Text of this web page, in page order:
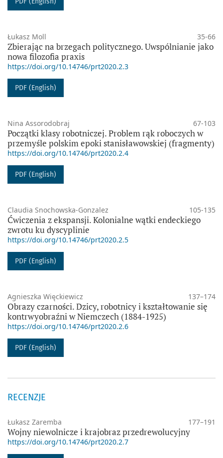
Łukasz Moll 35-66
Zbierając na brzegach politycznego. Uwspólnianie jako
nowa filozofia praxis
https://doi.org/10.14746/prt2020.2.3
PDF (English)
Nina Assorodobraj 67-103
Początki klasy robotniczej. Problem rąk roboczych w
przemyśle polskim epoki stanisławowskiej (fragmenty)
https://doi.org/10.14746/prt2020.2.4
PDF (English)
Claudia Snochowska-Gonzalez 105-135
Ćwiczenia z ekspansji. Kolonialne wątki endeckiego
zwrotu ku dyscyplinie
https://doi.org/10.14746/prt2020.2.5
PDF (English)
Agnieszka Więckiewicz 137–174
Obrazy czarności. Dzicy, robotnicy i kształtowanie się
kontrwyobraźni w Niemczech (1884-1925)
https://doi.org/10.14746/prt2020.2.6
PDF (English)
RECENZJE
Łukasz Zaremba 177–191
Wojny niewolnicze i krajobraz przedrewolucyjny
https://doi.org/10.14746/prt2020.2.7